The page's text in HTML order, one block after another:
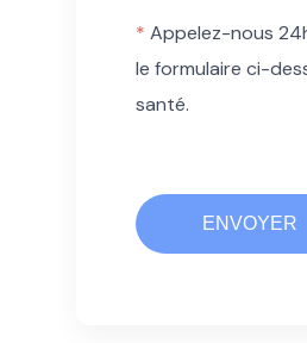
* Appelez-nous
le formulaire ci-
santé.